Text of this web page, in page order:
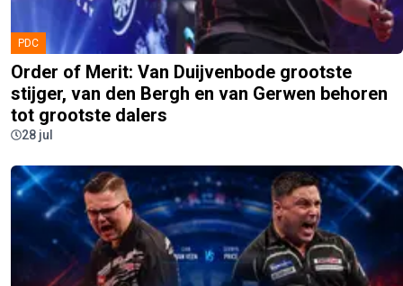
PDC
Order of Merit: Van Duijvenbode grootste
stijger, van den Bergh en van Gerwen behoren
tot grootste dalers
28 jul